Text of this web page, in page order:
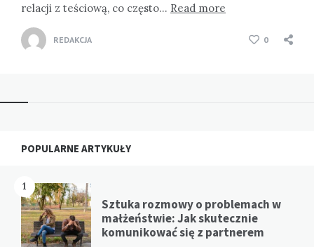
relacji z teściową, co często… Read more
REDAKCJA 0
Widgets
POPULARNE ARTYKUŁY
1
Sztuka rozmowy o problemach w
małżeństwie: Jak skutecznie
komunikować się z partnerem